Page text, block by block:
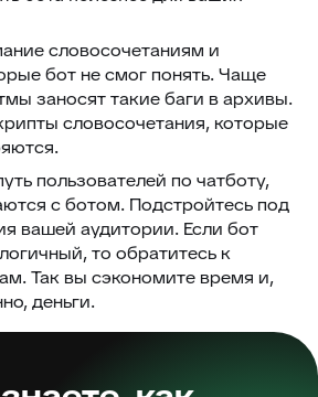
словосочетаниям и
бот не смог понять. Чаще
заносят такие баги в архивы.
словосочетания, которые
пользователей по чатботу,
с ботом. Подстройтесь под
вашей аудитории. Если бот
то обратитесь к
Так вы сэкономите время и,
деньги.